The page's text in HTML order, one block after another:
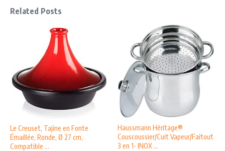
Related Posts
Le Creuset, Tajine en Fonte
Émaillée, Ronde, Ø 27 cm,
Compatible ...
Haussmann Héritage®
Couscoussier/Cuit Vapeur/Faitout
3 en 1- INOX ...